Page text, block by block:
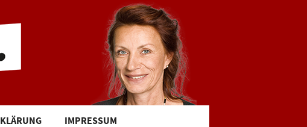
IMPRESSUM